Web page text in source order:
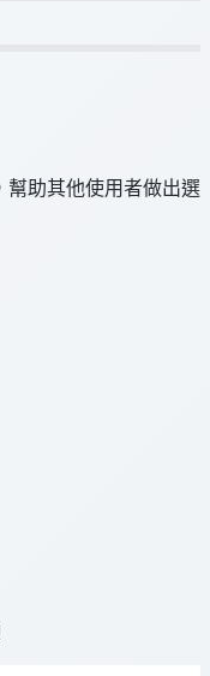
幫助其他使用者做出選